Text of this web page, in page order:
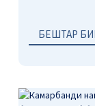
БЕШТАР